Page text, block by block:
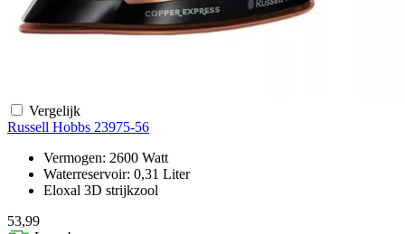
Vergelijk
Russell Hobbs 23975-56
Vermogen: 2600 Watt
Waterreservoir: 0,31 Liter
Eloxal 3D strijkzool
53,99